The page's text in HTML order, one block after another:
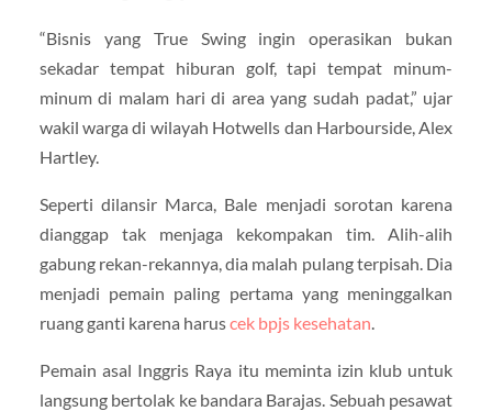
“Bisnis yang True Swing ingin operasikan bukan
sekadar tempat hiburan golf, tapi tempat minum-
minum di malam hari di area yang sudah padat,” ujar
wakil warga di wilayah Hotwells dan Harbourside, Alex
Hartley.
Seperti dilansir Marca, Bale menjadi sorotan karena
dianggap tak menjaga kekompakan tim. Alih-alih
gabung rekan-rekannya, dia malah pulang terpisah. Dia
menjadi pemain paling pertama yang meninggalkan
ruang ganti karena haruscek bpjs kesehatan
Pemain asal Inggris Raya itu meminta izin klub untuk
langsung bertolak ke bandara Barajas. Sebuah pesawat